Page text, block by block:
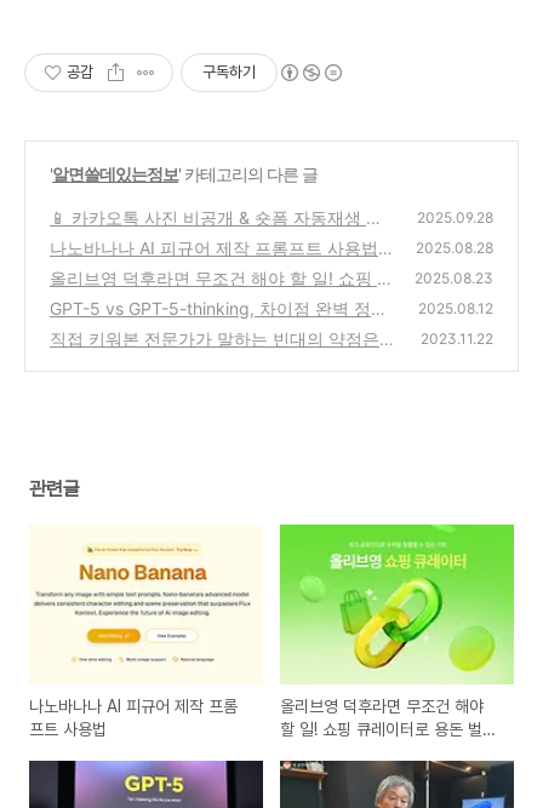
공감 구독하기
'알면쓸데있는정보' 카테고리의 다른 글
📱 카카오톡 사진 비공개 & 숏폼 자동재생 끄
는 방법 (2025 최신 설정법)
(0)
2025.09.28
나노바나나 AI 피규어 제작 프롬프트 사용법
(3)
2025.08.28
올리브영 덕후라면 무조건 해야 할 일! 쇼핑 큐
레이터로 용돈 벌기💸 (신청 방법 & 수익 꿀팁)
(3)
2025.08.23
GPT-5 vs GPT-5-thinking, 차이점 완벽 정리
(5)
2025.08.12
직접 키워본 전문가가 말하는 빈대의 약점은
2023.11.22
관련글
나노바나나 AI 피규어 제작 프롬
프트 사용법
올리브영 덕후라면 무조건 해야
할 일! 쇼핑 큐레이터로 용돈 벌기